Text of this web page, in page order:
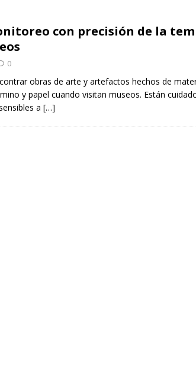
HUMANIZADA – Revista Número 3, 2026
con precisión de la
0
obras de arte y artefactos hechos de
y papel cuando visitan museos. Están
a […]